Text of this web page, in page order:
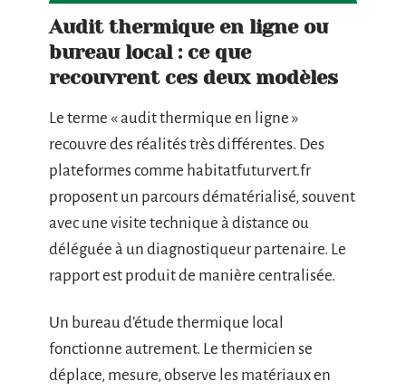
Audit thermique en ligne ou
bureau local : ce que
recouvrent ces deux modèles
Le terme « audit thermique en ligne »
recouvre des réalités très différentes. Des
plateformes comme habitatfuturvert.fr
proposent un parcours dématérialisé, souvent
avec une visite technique à distance ou
déléguée à un diagnostiqueur partenaire. Le
rapport est produit de manière centralisée.
Un bureau d’étude thermique local
fonctionne autrement. Le thermicien se
déplace, mesure, observe les matériaux en